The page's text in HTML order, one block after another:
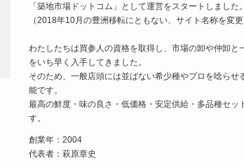
「築地市場ドットコム」として運営をスタートしました。
（2018年10月の豊洲移転にともない、サイト名称を変更
わたしたちは買参人の資格を取得し、市場の卸や仲卸
をいち早く入手してきました。
そのため、一般店頭には並ばない希少種やプロを唸ら
能です。
最高の鮮度・味の良さ・低価格・安定供給・多品種セッ
す。
創業年：2004
代表者：萩原章史